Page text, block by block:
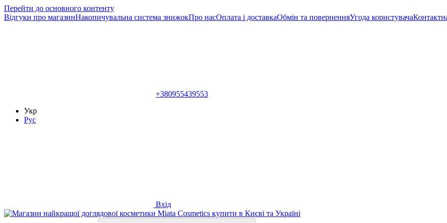
Перейти до основного контенту
Відгуки про магазинНакопичувальна система знижокПро насОплата і доставкаОбмін та поверненняУгода користувача
+380955439553
Укр
Рус
Вхід